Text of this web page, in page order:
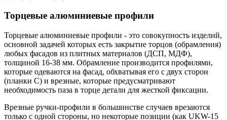
Торцевые алюминиевые профили
Торцевые алюминиевые профили - это совокупность изделий,
основной задачей которых есть закрытие торцов (обрамления)
любых фасадов из плитных материалов (ДСП, МДФ),
толщиной 16-38 мм. Обрамление производится профилями,
которые одеваются на фасад, обхватывая его с двух сторон
(планки С) и врезные, которые предусматривают
необходимость паза в торце детали для жесткой фиксации.
Врезные ручки-профили в большинстве случаев врезаются
только с одной стороны, но некоторые позиции (как UKW-15